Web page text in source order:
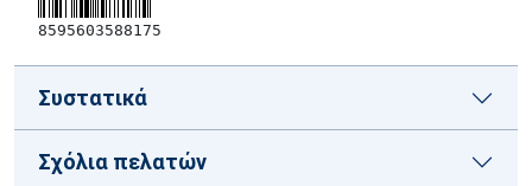
8595603588175
Συστατικά
Σχόλια πελατών